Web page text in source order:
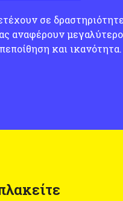
σε
αναφέρουν μεγαλύτερο
και ικανότητα.